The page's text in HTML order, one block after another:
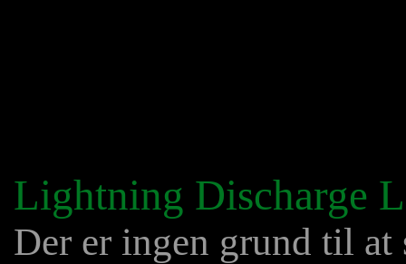
Lightning Discharge
Der er ingen grund til